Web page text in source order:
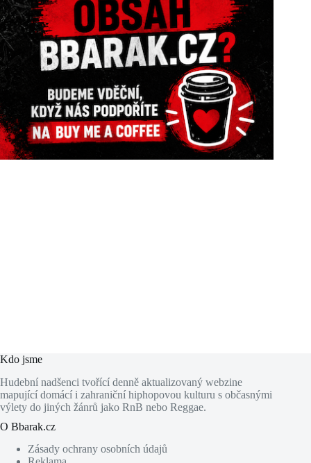
Kdo jsme
Hudební nadšenci tvořící denně aktualizovaný webzine
mapující domácí i zahraniční hiphopovou kulturu s občasnými
výlety do jiných žánrů jako RnB nebo Reggae.
O Bbarak.cz
Zásady ochrany osobních údajů